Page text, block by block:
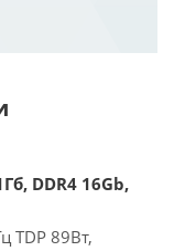
DDR4 16Gb,
TDP 89Вт,